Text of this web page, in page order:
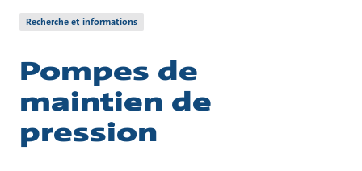
Recherche et informations
Pompes de
maintien de
pression